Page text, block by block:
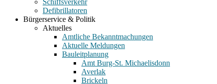
Schiffsverkehr
Defibrillatoren
Bürgerservice & Politik
Aktuelles
Amtliche Bekanntmachungen
Aktuelle Meldungen
Bauleitplanung
Amt Burg-St. Michaelisdonn
Averlak
Brickeln